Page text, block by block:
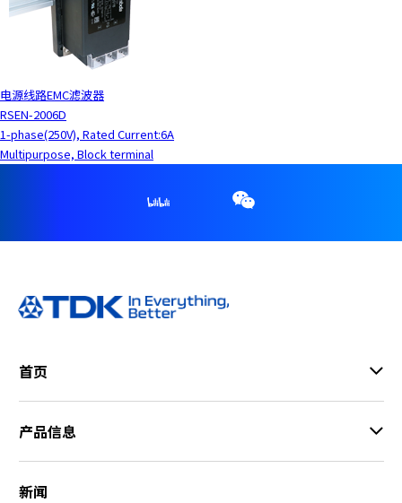
电源线路EMC滤波器
RSEN-2006D
1-phase(250V), Rated Current:6A
Multipurpose, Block terminal
首页
产品信息
新闻